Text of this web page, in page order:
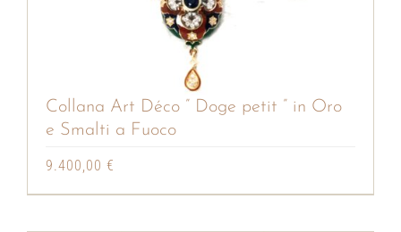
Collana Art Déco ” Doge petit ” in Oro
e Smalti a Fuoco
9.400,00 €